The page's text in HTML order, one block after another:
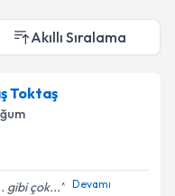
Akıllı Sıralama
Toktaş
gibi çok... Devamı